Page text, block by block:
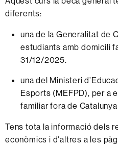
diferents:
una de la Generalitat de
estudiants amb domicili
31/12/2025.
una del Ministeri
Esports (MEFPD), per a
familiar fora de
Tens tota la informació dels
econòmics i d'altres a les